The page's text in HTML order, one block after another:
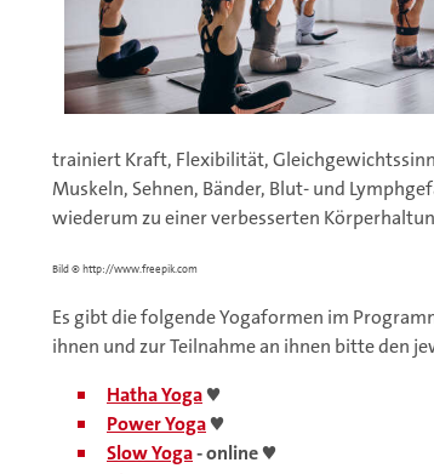
trainiert Kraft, Flexibilität,
Muskeln, Sehnen, Bänder, Blut- und
wiederum zu einer verbesserten
Bild © http://www.freepik.com
Es gibt die folgende Yogaformen im
ihnen und zur Teilnahme an ihnen bitte den
Hatha Yoga♥
Power Yoga♥
Slow Yoga- online♥